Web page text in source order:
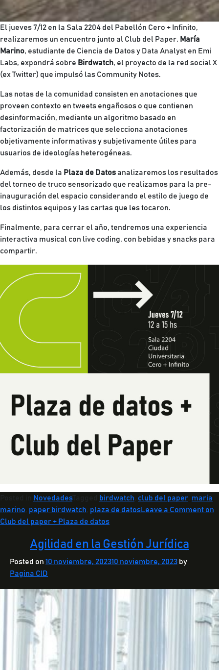
El jueves 7/12 en la Sala 2204 del Pabellón Cero + Infinito,
realizaremos un encuentro junto al Club del Paper. María
Marino, estudiante de Ciencia de Datos y Data Analyst en Emi
Labs, expondrá sobre Birdwatch, el proyecto de la red social X
(ex Twitter) que impulsó las Community Notes.
Las notas de la comunidad consisten en anotaciones que
proveen contexto en tweets engañosos o que contienen
desinformación, mediante un algoritmo basado en
factorización de matrices que selecciona anotaciones
objetivamente informativas y subjetivamente útiles para
usuarios de ideologías heterogéneas.
Además, desde la Plaza de Datos analizaremos los resultados
del torneo de truco sensorizado que realizamos para la pre-
inauguración del espacio considerando el estilo de juego de
los distintos equipos y las cartas que les tocaron.
Finalmente, para cerrar el año, tendremos una experiencia
interactiva musical con live coding, con bebidas y snacks para
compartir.
NovedadesTagged birdwatch club del paper maria
marino paper birdwatch plaza de datosLeave a Comment on
Club del paper + Plaza de datos
Agilidad en la Gestión Jurídica
Posted on 10 noviembre, 202310 noviembre, 2023 by
Pagina CID